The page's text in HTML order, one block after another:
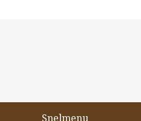
Snelmenu